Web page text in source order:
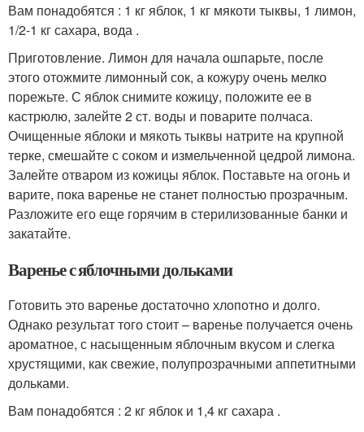
Вам понадобятся : 1 кг яблок, 1 кг мякоти тыквы, 1 лимон,
1/2-1 кг сахара, вода .
Приготовление. Лимон для начала ошпарьте, после
этого отожмите лимонный сок, а кожуру очень мелко
порежьте. С яблок снимите кожицу, положите ее в
кастрюлю, залейте 2 ст. воды и поварите полчаса.
Очищенные яблоки и мякоть тыквы натрите на крупной
терке, смешайте с соком и измельченной цедрой лимона.
Залейте отваром из кожицы яблок. Поставьте на огонь и
варите, пока варенье не станет полностью прозрачным.
Разложите его еще горячим в стерилизованные банки и
закатайте.
Варенье с яблочными дольками
Готовить это варенье достаточно хлопотно и долго.
Однако результат того стоит – варенье получается очень
ароматное, с насыщенным яблочным вкусом и слегка
хрустящими, как свежие, полупрозрачными аппетитными
дольками.
Вам понадобятся : 2 кг яблок и 1,4 кг сахара .